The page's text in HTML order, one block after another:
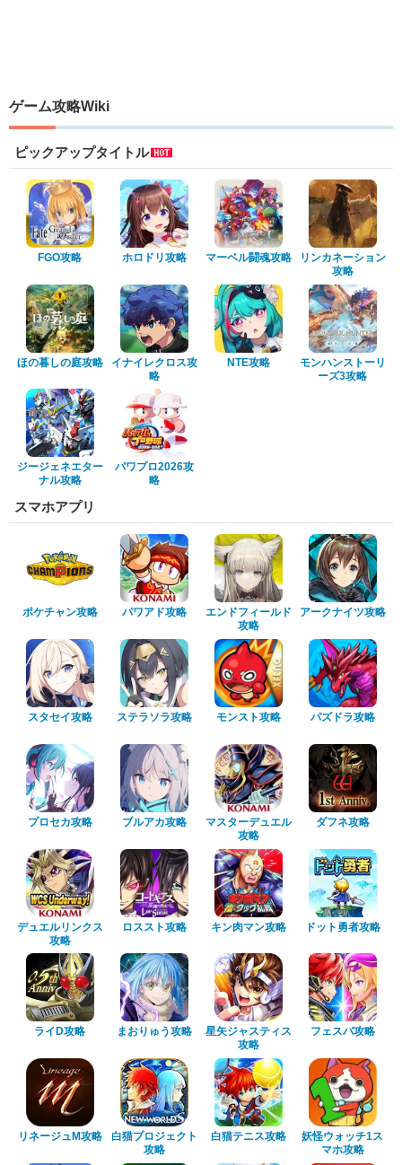
ゲーム攻略Wiki
ピックアップタイトル
FGO攻略 ホロドリ攻略 マーベル闘魂攻略
リンカネーション
攻略
ほの暮しの庭攻略
イナイレクロス攻
略
NTE攻略
モンハンストーリ
ーズ3攻略
ジージェネエター
ナル攻略
パワプロ2026攻
略
スマホアプリ
ポケチャン攻略 パワアド攻略
エンドフィールド
攻略
アークナイツ攻略
スタセイ攻略 ステラソラ攻略 モンスト攻略 パズドラ攻略
プロセカ攻略 ブルアカ攻略
マスターデュエル
攻略
ダフネ攻略
デュエルリンクス
攻略
ロススト攻略 キン肉マン攻略 ドット勇者攻略
ライD攻略 まおりゅう攻略
星矢ジャスティス
攻略
フェスバ攻略
リネージュM攻略
白猫プロジェクト
攻略
白猫テニス攻略
妖怪ウォッチ1ス
マホ攻略